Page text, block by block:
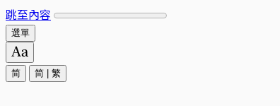
跳至內容
選單
简 简 繁